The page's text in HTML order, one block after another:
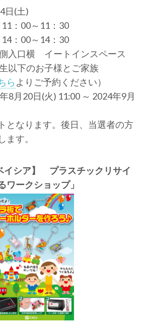
(土)
：00～11：30
：00～14：30
口横 イートインスペース
のお子様とご家族
ら よりご予約ください）
月20日(火) 11:00 ～ 2024年9月
となります。後日、当選者の方
ます。
イシア】 プラスチックリサイ
ワークショップ」